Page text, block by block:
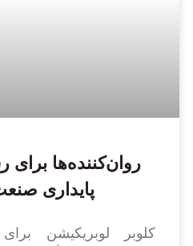
روان‌کننده‌ها
پایداری
کلوبر لوبریکیشن